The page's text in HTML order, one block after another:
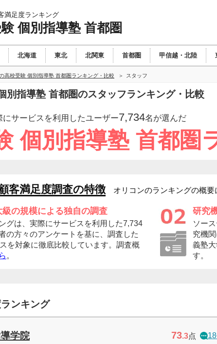
満足度ランキング
個別指導塾 首都圏
北海道 東北 北関東 首都圏 甲信越・北陸
高校受験 個別指導塾 首都圏ランキング・比較 スタッフ
別指導塾 首都圏のスタッフランキング・比較
にサービスを利用したユーザー7,734名が選んだ
個別指導塾 首都圏
客満足度調査の特徴 オリコンのランキングの概要
級の規模による独自の調査
グは、実際にサービスを利用した7,734
の方々のアンケートを基に、調査した
を対象に徹底比較しています。調査概
。
研究
ソー
究機
義塾大
す。
ンキング
学院 73.3点